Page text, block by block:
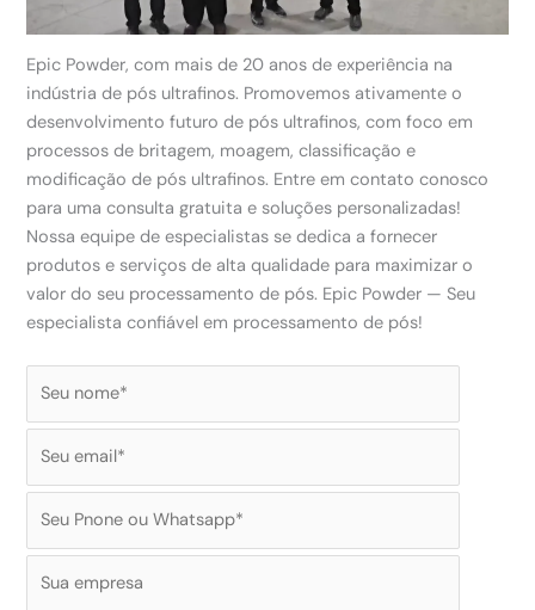
Epic Powder, com mais de 20 anos de experiência na
indústria de pós ultrafinos. Promovemos ativamente o
desenvolvimento futuro de pós ultrafinos, com foco em
processos de britagem, moagem, classificação e
modificação de pós ultrafinos. Entre em contato conosco
para uma consulta gratuita e soluções personalizadas!
Nossa equipe de especialistas se dedica a fornecer
produtos e serviços de alta qualidade para maximizar o
valor do seu processamento de pós. Epic Powder — Seu
especialista confiável em processamento de pós!